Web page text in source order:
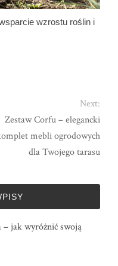
wzrostu roślin i
Next:
Zestaw Corfu – elegancki
mebli ogrodowych
dla Twojego tarasu
jak wyróżnić swoją